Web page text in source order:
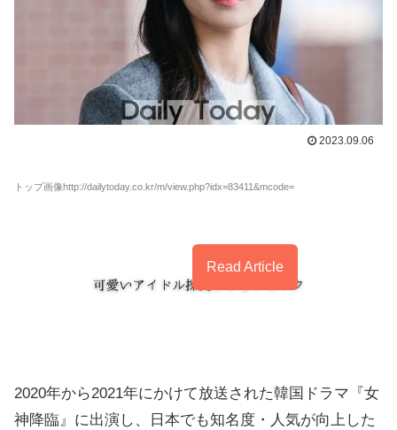
2023.09.06
トップ画像http://dailytoday.co.kr/m/view.php?idx=83411&mcode=
Read Article
2020年から2021年にかけて放送された韓国ドラマ『女
神降臨』に出演し、日本でも知名度・人気が向上した